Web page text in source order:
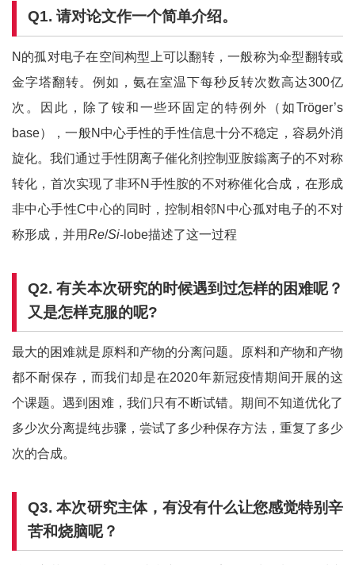
Q1.请对论文作一个简单介绍。
N的孤对电子在空间构型上可以翻转，一般称为伞型翻转或
金字塔翻转。例如，氨在室温下每秒反转次数高达300亿
次。因此，除了铵和一些环固定的特例外（如Tröger’s
base），一般N中心手性的手性信息十分不稳定，容易外消
旋化。我们通过手性阴离子催化剂控制亚胺鎓离子的不对称
转化，首次实现了非环N手性胺的不对称催化合成，在形成
非中心手性C中心的同时，控制相邻N中心孤对电子的不对
称形成，并用Re/Si-lobe描述了这一过程
Q2.有关本次研究的时候遇到过怎样的困难呢？
又是怎样克服的呢?
最大的困难就是原料和产物的分离问题。原料和产物和产物
都不耐保存，而我们却是在2020年新冠疫情期间开展的这
个课题。遇到困难，我们只有不断试错。期间不知道优化了
多少次分离提纯步骤，尝试了多少种保存方法，重复了多少
次的合成。
Q3.本次研究主体，有没有什么让您感觉特别辛
苦和烧脑呢？